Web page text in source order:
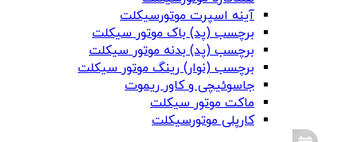
آینه اسپرت موتورسیکلت
برچسب (پد) باک موتور سیکلت
برچسب (پد) بدنه موتور سیکلت
برچسب (نوار) رینگ موتور سیکلت
جاسوئیچی و کاور ریموت
ماکت موتور سیکلت
کارپلی موتورسیکلت